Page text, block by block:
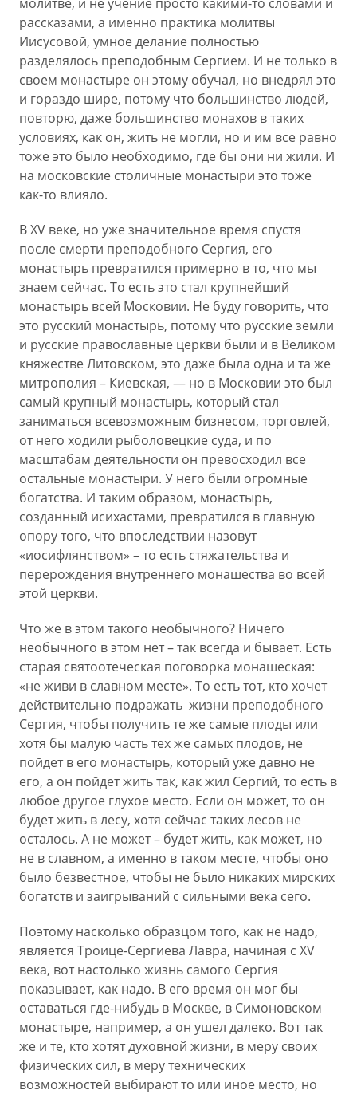
рассказами, а именно практика молитвы
Иисусовой, умное делание полностью
разделялось преподобным Сергием. И не только в
своем монастыре он этому обучал, но внедрял это
и гораздо шире, потому что большинство людей,
повторю, даже большинство монахов в таких
условиях, как он, жить не могли, но и им все равно
тоже это было необходимо, где бы они ни жили. И
на московские столичные монастыри это тоже
как-то влияло.
В XV веке, но уже значительное время спустя
после смерти преподобного Сергия, его
монастырь превратился примерно в то, что мы
знаем сейчас. То есть это стал крупнейший
монастырь всей Московии. Не буду говорить, что
это русский монастырь, потому что русские земли
и русские православные церкви были и в Великом
княжестве Литовском, это даже была одна и та же
митрополия – Киевская, — но в Московии это был
самый крупный монастырь, который стал
заниматься всевозможным бизнесом, торговлей,
от него ходили рыболовецкие суда, и по
масштабам деятельности он превосходил все
остальные монастыри. У него были огромные
богатства. И таким образом, монастырь,
созданный исихастами, превратился в главную
опору того, что впоследствии назовут
«иосифлянством» – то есть стяжательства и
перерождения внутреннего монашества во всей
этой церкви.
Что же в этом такого необычного? Ничего
необычного в этом нет – так всегда и бывает. Есть
старая святоотеческая поговорка монашеская:
«не живи в славном месте». То есть тот, кто хочет
действительно подражать жизни преподобного
Сергия, чтобы получить те же самые плоды или
хотя бы малую часть тех же самых плодов, не
пойдет в его монастырь, который уже давно не
его, а он пойдет жить так, как жил Сергий, то есть в
любое другое глухое место. Если он может, то он
будет жить в лесу, хотя сейчас таких лесов не
осталось. А не может – будет жить, как может, но
не в славном, а именно в таком месте, чтобы оно
было безвестное, чтобы не было никаких мирских
богатств и заигрываний с сильными века сего.
Поэтому насколько образцом того, как не надо,
является Троице-Сергиева Лавра, начиная с XV
века, вот настолько жизнь самого Сергия
показывает, как надо. В его время он мог бы
оставаться где-нибудь в Москве, в Симоновском
монастыре, например, а он ушел далеко. Вот так
же и те, кто хотят духовной жизни, в меру своих
физических сил, в меру технических
возможностей выбирают то или иное место, но